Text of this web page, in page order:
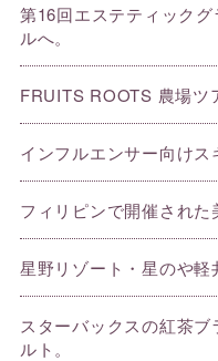
第16回エステティック
ルへ。
FRUITS ROOTS 農場ツ
インフルエンサー向けス
フィリピンで開催された
星野リゾート・星のや軽
スターバックスの紅茶
ルト。